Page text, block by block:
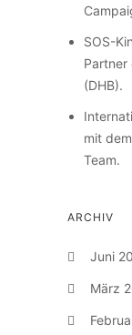
SOS-
Partner
(DHB).
mit
Team.
ARCHIV
Juni
März